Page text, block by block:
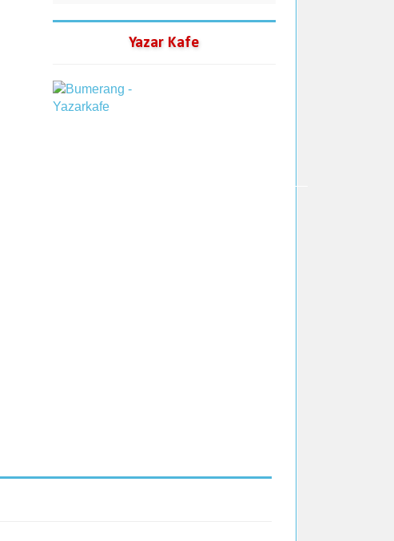
Yazar Kafe